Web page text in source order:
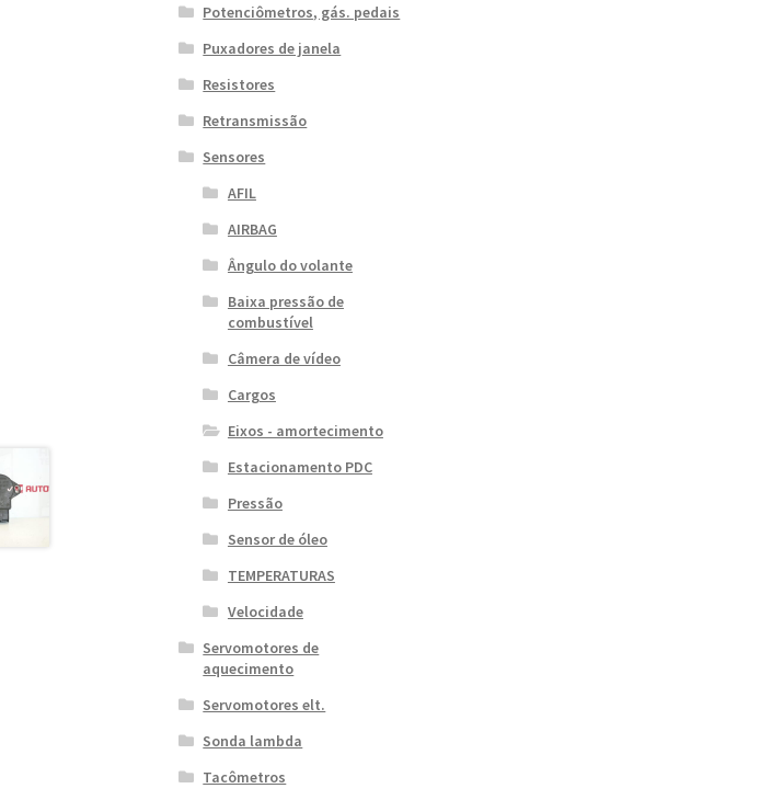
Potenciômetros, gás. pedais
Puxadores de janela
Resistores
Retransmissão
Sensores
AFIL
AIRBAG
Ângulo do volante
Baixa pressão de
combustível
Câmera de vídeo
Cargos
Eixos - amortecimento
Estacionamento PDC
Pressão
Sensor de óleo
TEMPERATURAS
Velocidade
Servomotores de
aquecimento
Servomotores elt.
Sonda lambda
Tacômetros